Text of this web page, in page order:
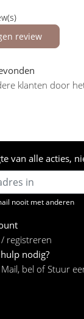
review
klanten door
van alle acties,
nooit met anderen
registreren
nodig?
bel of Stuur